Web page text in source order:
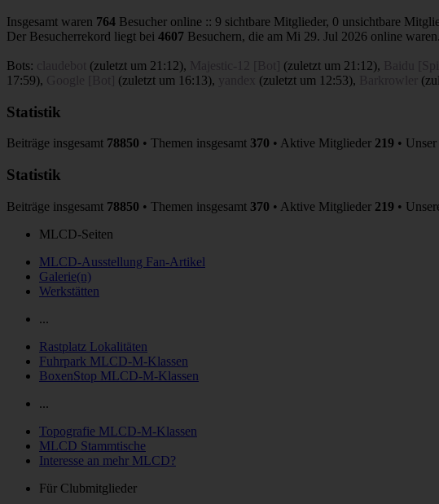
Insgesamt waren 764 Besucher online :: 9 sichtbare Mitglieder, 0 unsichtbare
Der Besucherrekord liegt bei 4607 Besuchern, die am Mi 29. Jul 2026 online waren.
Bots: (zuletzt um 21:12), (zuletzt um 21:12),
17:59), (zuletzt um 16:13), (zuletzt um 12:53), (
Statistik
Beiträge insgesamt 78850 • Themen insgesamt 370 • Aktive Mitglieder 219 •
Statistik
Beiträge insgesamt 78850 • Themen insgesamt 370 • Aktive Mitglieder 219 •
MLCD-Seiten
MLCD-Ausstellung Fan-Artikel
Galerie(n)
Werkstätten
...
Rastplatz Lokalitäten
Fuhrpark MLCD-M-Klassen
BoxenStop MLCD-M-Klassen
...
Topografie MLCD-M-Klassen
MLCD Stammtische
Interesse an mehr MLCD?
Für Clubmitglieder